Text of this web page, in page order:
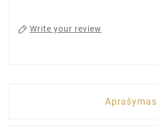
Write your review
Aprašymas